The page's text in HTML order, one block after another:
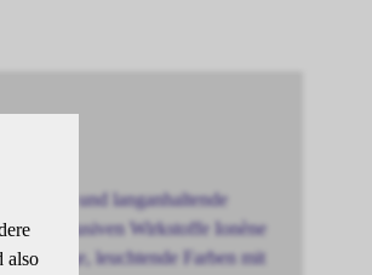
und langanhaltende
die exklusiven Wirkstoffe Ionène
leuchtende Farben mit
also